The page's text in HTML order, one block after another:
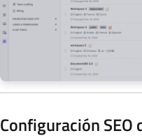
Configuración